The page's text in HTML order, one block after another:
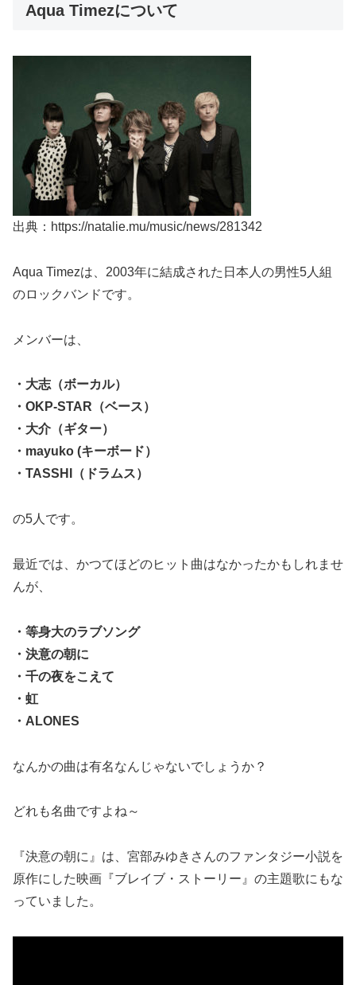
Aqua Timezについて
出典：https://natalie.mu/music/news/281342
Aqua Timezは、2003年に結成された日本人の男性5人組
のロックバンドです。
メンバーは、
・大志（ボーカル）
・OKP-STAR（ベース）
・大介（ギター）
・mayuko (キーボード）
・TASSHI（ドラムス）
の5人です。
最近では、かつてほどのヒット曲はなかったかもしれませ
んが、
・等身大のラブソング
・決意の朝に
・千の夜をこえて
・虹
・ALONES
なんかの曲は有名なんじゃないでしょうか？
どれも名曲ですよね～
『決意の朝に』は、宮部みゆきさんのファンタジー小説を
原作にした映画『ブレイブ・ストーリー』の主題歌にもな
っていました。